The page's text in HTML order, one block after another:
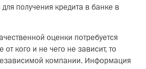
получения кредита в банке в
оценки потребуется
от кого и не чего не зависит, то
компании. Информация